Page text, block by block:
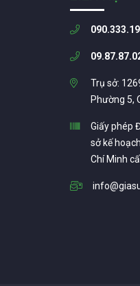
Trụ sở:
Phường 5,
Giấy phép
sở kế
Chí Minh